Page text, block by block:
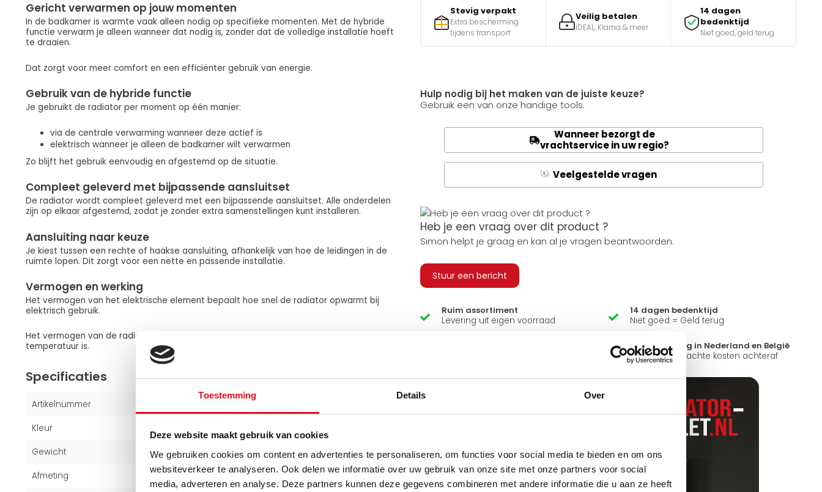
Toestemming Details Over
Deze website maakt gebruik van cookies
We gebruiken cookies om content en advertenties te personaliseren, om functies voor social media te bieden en om ons
websiteverkeer te analyseren. Ook delen we informatie over uw gebruik van onze site met onze partners voor social
media, adverteren en analyse. Deze partners kunnen deze gegevens combineren met andere informatie die u aan ze heeft
Gericht verwarmen op jouw momenten
In de badkamer is warmte vaak alleen nodig op specifieke momenten. Met de hybride
functie verwarm je alleen wanneer dat nodig is, zonder dat de volledige installatie hoeft
te draaien.
Dat zorgt voor meer comfort en een efficiënter gebruik van energie.
Gebruik van de hybride functie
Je gebruikt de radiator per moment op één manier:
via de centrale verwarming wanneer deze actief is
elektrisch wanneer je alleen de badkamer wilt verwarmen
Zo blijft het gebruik eenvoudig en afgestemd op de situatie.
Compleet geleverd met bijpassende aansluitset
De radiator wordt compleet geleverd met een bijpassende aansluitset. Alle onderdelen
zijn op elkaar afgestemd, zodat je zonder extra samenstellingen kunt installeren.
Aansluiting naar keuze
Je kiest tussen een rechte of haakse aansluiting, afhankelijk van hoe de leidingen in de
ruimte lopen. Dit zorgt voor een nette en passende installatie.
Vermogen en werking
Het vermogen van het elektrische element bepaalt hoe snel de radiator opwarmt bij
elektrisch gebruik.
Het vermogen van de radiator bepaalt de warmteafgifte in de ruimte zodra deze op
temperatuur is.
Specificaties
Artikelnummer
Kleur
Gewicht 10 kg
Afmeting 120x40 cm
Stevig verpakt
Extra bescherming
tijdens transport
Veilig betalen
iDEAL, Klarna & meer
14 dagen
bedenktijd
Niet goed, geld terug
Hulp nodig bij het maken van de juiste keuze?
Gebruik een van onze handige tools.
Wanneer bezorgt de
vrachtservice in uw regio?
Q Veelgestelde vragen
Heb je een vraag over dit product ?
Simon helpt je graag en kan al je vragen beantwoorden.
Stuur een bericht
Ruim assortiment
Levering uit eigen voorraad
14 dagen bedenktijd
Niet goed = Geld terug
Snelle levering in Nederland en België
Geen onverwachte kosten achteraf